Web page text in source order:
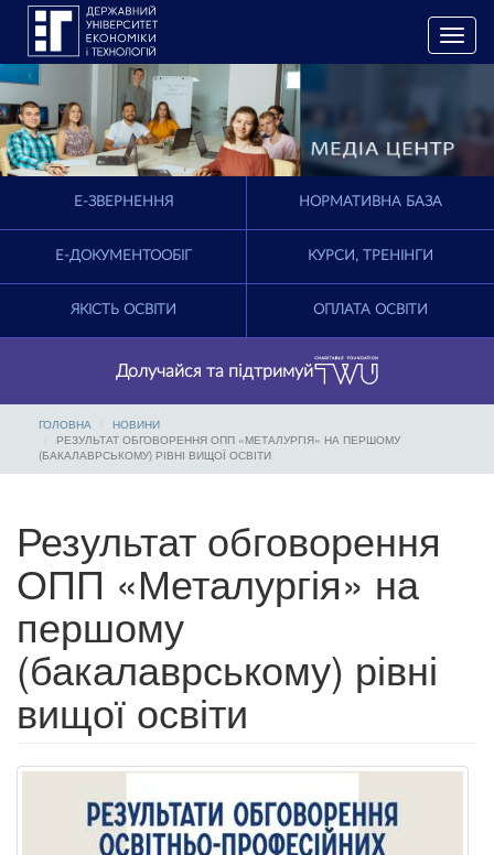
T
o
e
i
a
E-ЗВЕРНЕННЯ НОРМАТИВНА БАЗА
Е-ДОКУМЕНТООБІГ КУРСИ, ТРЕНІНГИ
ЯКІСТЬ ОСВІТИ ОПЛАТА ОСВІТИ
Долучайся та підтримуй
ГОЛОВНА
НОВИНИ
РЕЗУЛЬТАТ ОБГОВОРЕННЯ ОПП «МЕТАЛУРГІЯ» НА ПЕРШОМУ
(БАКАЛАВРСЬКОМУ) РІВНІ ВИЩОЇ ОСВІТИ
Результат обговорення
ОПП «Металургія» на
першому
(бакалаврському) рівні
вищої освіти